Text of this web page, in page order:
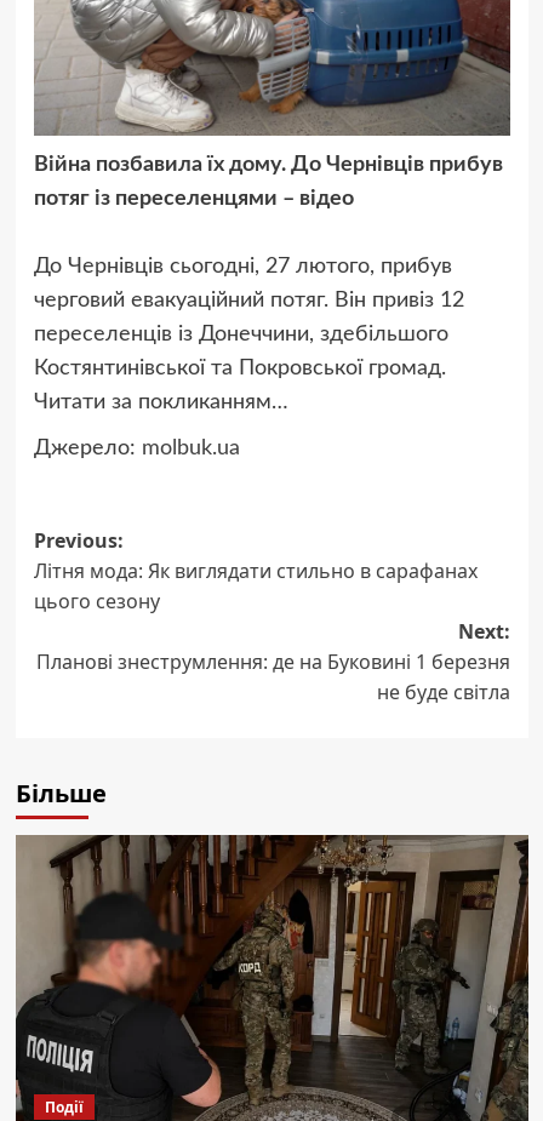
Війна позбавила їх дому. До Чернівців прибув
потяг із переселенцями – відео
До Чернівців сьогодні, 27 лютого, прибув
черговий евакуаційний потяг. Він привіз 12
переселенців із Донеччини, здебільшого
Костянтинівської та Покровської громад.
Читати за покликанням…
Джерело: molbuk.ua
Post
navigation
Previous:
Літня мода: Як виглядати стильно в сарафанах
цього сезону
Next:
Планові знеструмлення: де на Буковині 1 березня
не буде світла
Більше
Події